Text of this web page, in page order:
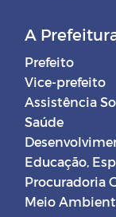
A
Prefeito
Vice-prefeito
Assistência
Saúde
Educação,
Procuradoria
Meio